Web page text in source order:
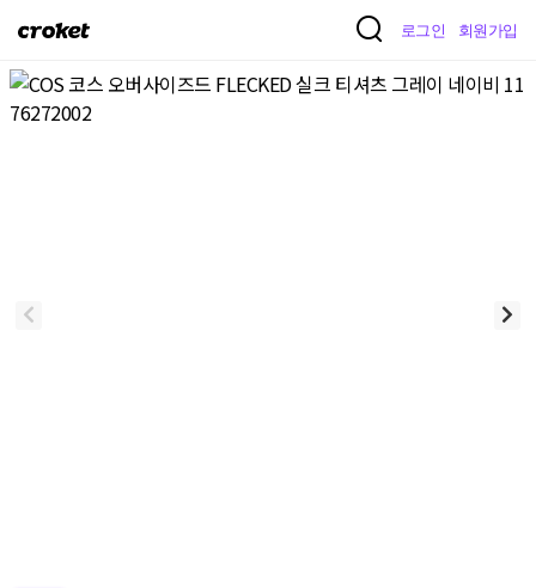
크
켓
로그인 회원가입